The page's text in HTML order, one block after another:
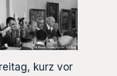
kurz vor